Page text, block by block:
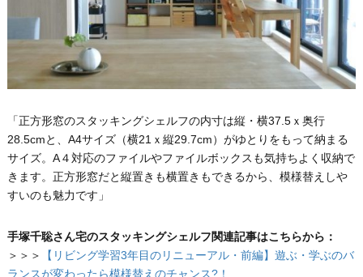
「正方形窓のスタッキングシェルフの内寸は縦・横37.5ｘ奥行
28.5cmと、A4サイズ（横21ｘ縦29.7cm）がゆとりをもって納まる
サイズ。A４対応のファイルやファイルボックスも気持ちよく収納で
きます。正方形窓だと縦置きも横置きもできるから、模様替えしや
すいのも魅力です」
手塚千聡さん宅のスタッキングシェルフ関連記事はこちらから：
＞＞＞
【リビング学習3年目のリニューアル・前編】遊ぶ・学ぶのバ
ランスが変わったら模様替えのチャンス?！